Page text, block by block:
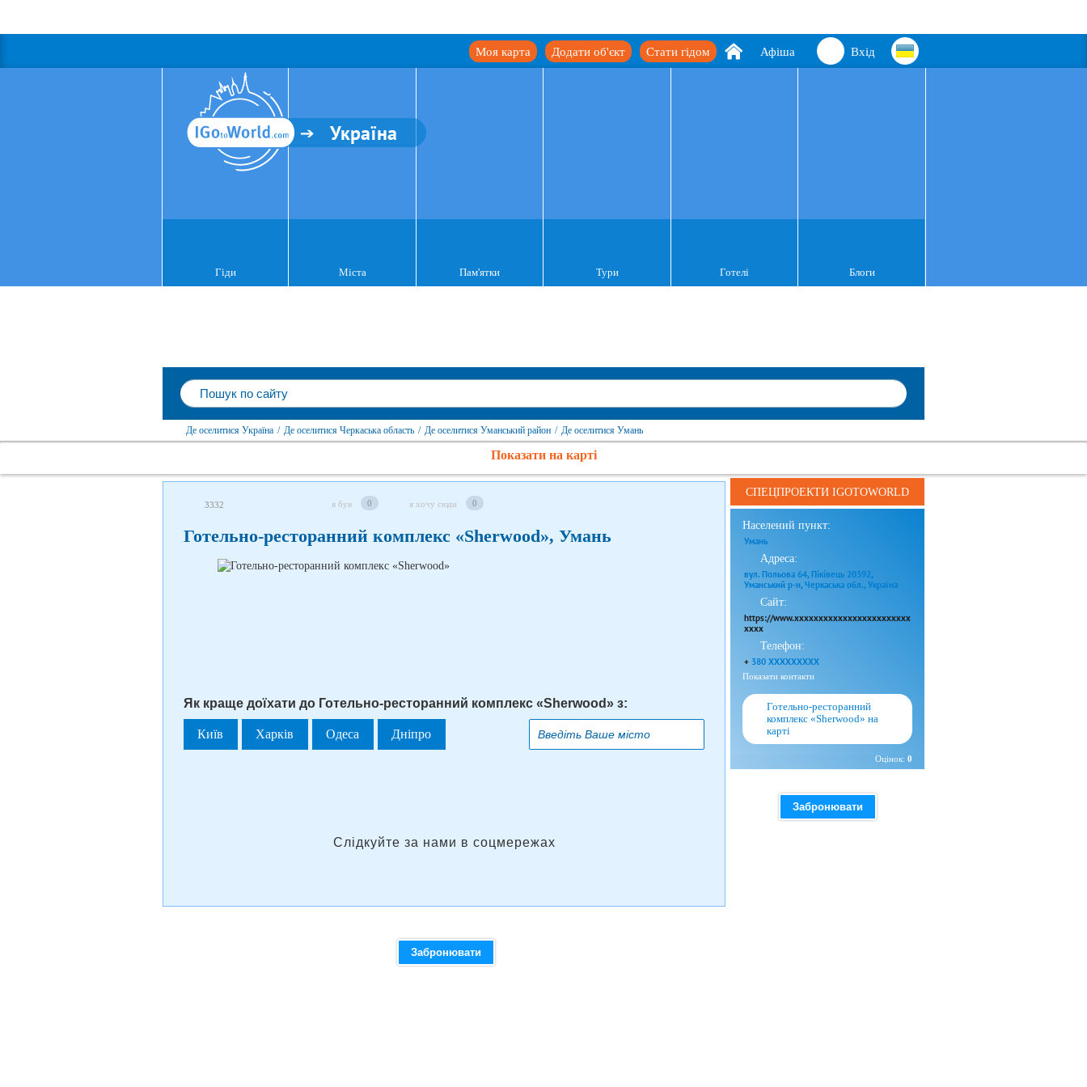
Вхід
Афіша
Стати гідом
Додати об'єкт
Моя карта
Україна
Гіди Міста Пам'ятки Тури Готелі Блоги
Де оселитися Україна / Де оселитися Черкаська область / Де оселитися Уманський район / Де оселитися Умань
Показати на карті
3332 я був 0 я хочу сюди 0
Готельно-ресторанний комплекс «Sherwood», Умань
Як краще доїхати до Готельно-ресторанний комплекс «Sherwood» з:
Київ Харків Одеса Дніпро
Слідкуйте за нами в соцмережах
Забронювати
СПЕЦПРОЕКТИ IGOTOWORLD
Населений пункт:
Умань
Адреса:
вул. Польова 64, Піківець 20392,
Уманський р-н, Черкаська обл., Україна
Сайт:
https://www.xxxxxxxxxxxxxxxxxxxxxxxx
xxxx
Телефон:
+ 380 XXXXXXXXX
Показати контакти
Готельно-ресторанний
комплекс «Sherwood» на
карті
Оцінок: 0
Забронювати